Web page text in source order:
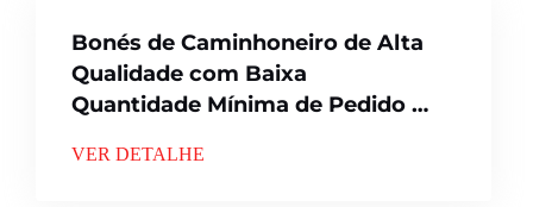
Bonés de Caminhoneiro de Alta
Qualidade com Baixa
Quantidade Mínima de Pedido e
VER DETALHE